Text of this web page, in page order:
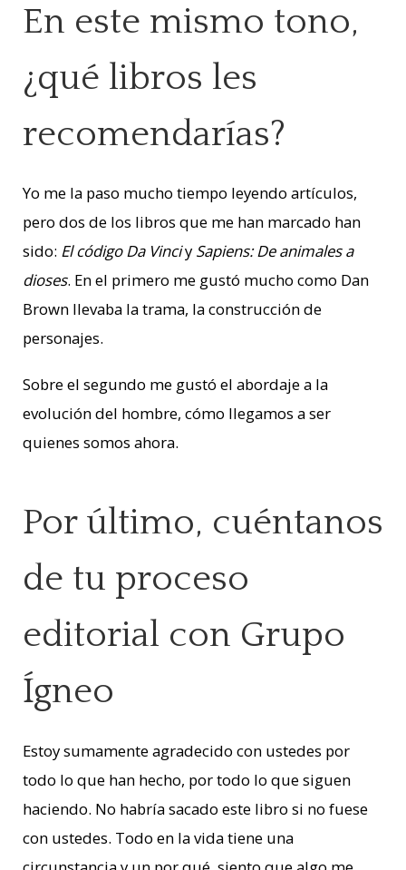
En este mismo tono,
¿qué libros les
recomendarías?
Yo me la paso mucho tiempo leyendo artículos,
pero dos de los libros que me han marcado han
sido: El código Da Vinciy Sapiens: De animales a
dioses. En el primero me gustó mucho como Dan
Brown llevaba la trama, la construcción de
personajes.
Sobre el segundo me gustó el abordaje a la
evolución del hombre, cómo llegamos a ser
quienes somos ahora.
Por último, cuéntanos
de tu proceso
editorial con Grupo
Ígneo
Estoy sumamente agradecido con ustedes por
todo lo que han hecho, por todo lo que siguen
haciendo. No habría sacado este libro si no fuese
con ustedes. Todo en la vida tiene una